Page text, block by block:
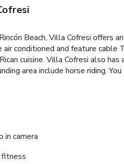
Beach, Villa Cofresi offers
air conditioned and feature
cuisine. Villa Cofresi also
area include horse riding.
in camera
fitness